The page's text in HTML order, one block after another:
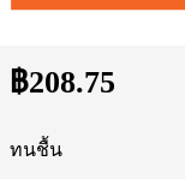
มิล-
฿208.75
ทนชื้น